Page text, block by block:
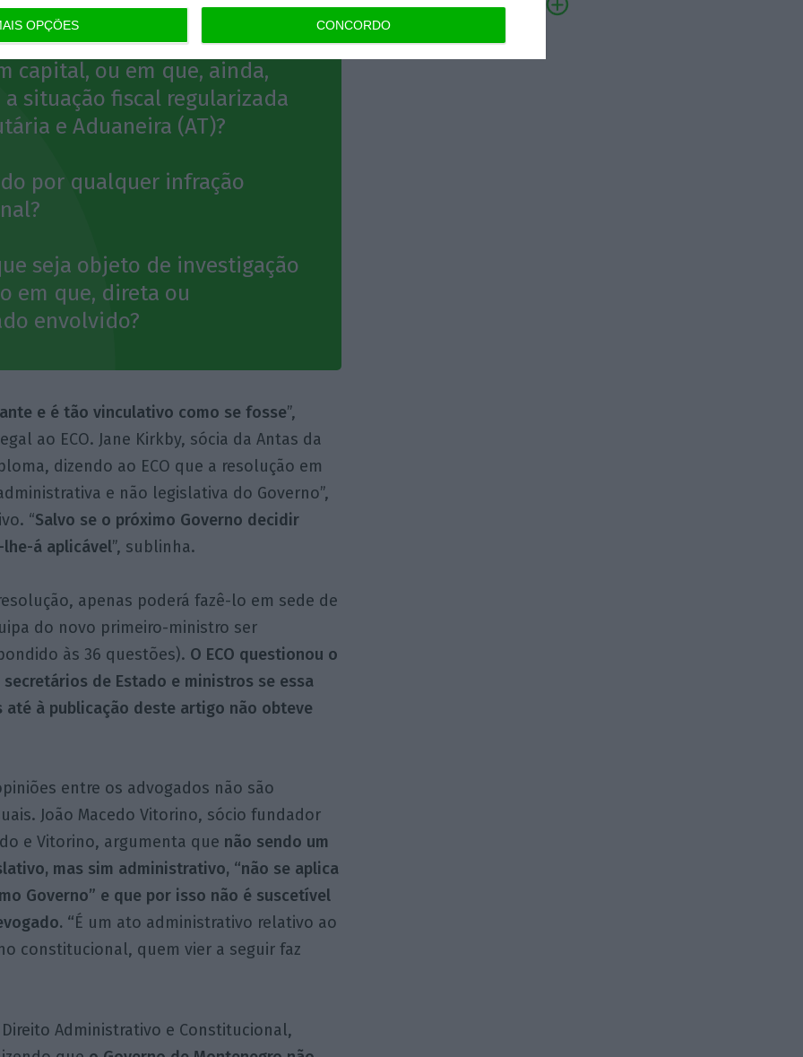
OPÇÕES CONCORDO
detida por algum membro do
que estes detenham
capital, ou em que, ainda,
situação fiscal regularizada
e Aduaneira (AT)?
por qualquer infração
seja objeto de investigação
em que, direta ou
envolvido?
e é tão vinculativo como se fosse”,
ao ECO. Jane Kirkby, sócia da Antas da
dizendo ao ECO que a resolução em
e não legislativa do Governo”,
“Salvo se o próximo Governo decidir
lhe-á aplicável”, sublinha.
apenas poderá fazê-lo em sede de
do novo primeiro-ministro ser
às 36 questões). O ECO questionou o
de Estado e ministros se essa
até à publicação deste artigo não obteve
entre os advogados não são
João Macedo Vitorino, sócio fundador
e Vitorino, argumenta que não sendo um
mas sim administrativo, “não se aplica
Governo” e que por isso não é suscetível
“É um ato administrativo relativo ao
constitucional, quem vier a seguir faz
Administrativo e Constitucional,